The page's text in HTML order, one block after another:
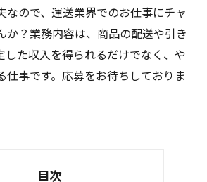
なので、運送業界でのお仕事にチャ
か？業務内容は、商品の配送や引き
した収入を得られるだけでなく、や
仕事です。応募をお待ちしておりま
目次